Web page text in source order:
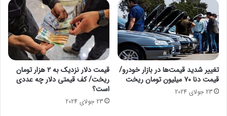
ی
ب
ن
ز
ی
ن
ر
ا
ا
ک
ن
ب
ا
ی
ن
ر
ق
تغییر شدید قیمت‌ها در بازار خودرو/
قیمت دنا ۷۰ میلیون تومان ریخت
23 جولای 2024
قیمت دلار نزدیک به ۲ هزار تومان
ریخت/ کف قیمتی دلار چه عددی
است؟
23 جولای 2024